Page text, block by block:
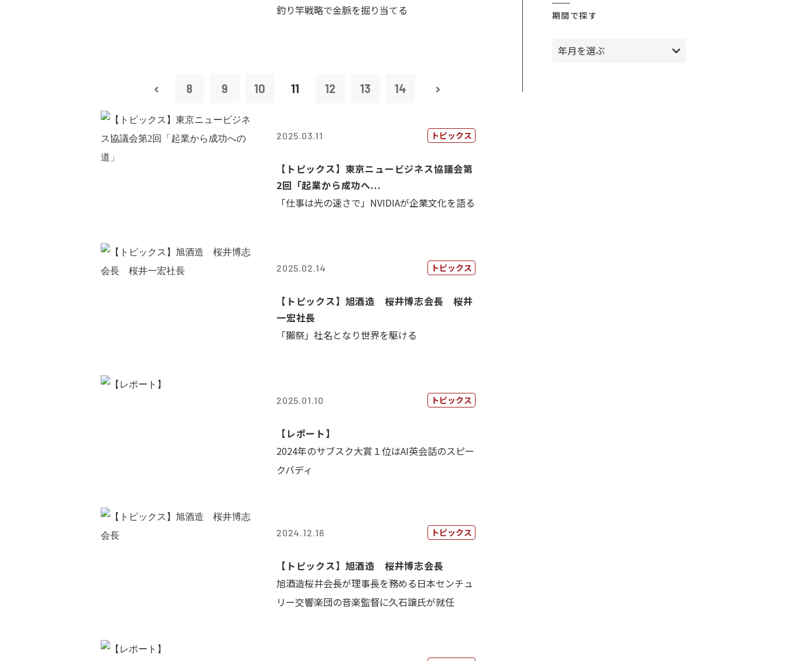
釣り竿戦略で金脈を掘り当てる
8 9 10 11 12 13 14
2025.03.11 トピックス
【トピックス】東京ニュービジネス協議会第
2回「起業から成功へ...
「仕事は光の速さで」NVIDIAが企業文化を語る
2025.02.14 トピックス
【トピックス】旭酒造 桜井博志会長 桜井
一宏社長
「獺祭」社名となり世界を駆ける
2025.01.10 トピックス
【レポート】
2024年のサブスク大賞１位はAI英会話のスピー
クバディ
2024.12.16 トピックス
【トピックス】旭酒造 桜井博志会長
旭酒造桜井会長が理事長を務める日本センチュ
リー交響楽団の音楽監督に久石譲氏が就任
期間で探す
年月を選ぶ